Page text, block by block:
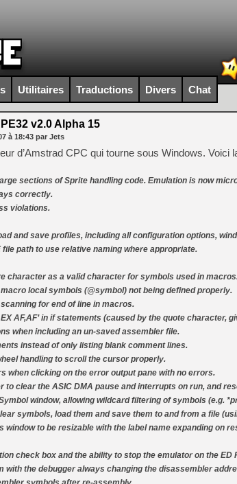
Utilitaires Traductions Divers Chat
v2.0 Alpha 15
à 18:43 par Jets
d’Amstrad CPC qui tourne sous Windows. Voici
sections of Sprite handling code. Emulation is now
correctly.
violations.
and save profiles, including all configuration options,
path to use relative naming where appropriate.
character as a valid character for symbols used in
local symbols (@symbol) not being defined properly.
for end of line in macros.
AF,AF’ in if statements (caused by the quote character,
when including an un-saved assembler file.
instead of only listing blank comment lines.
handling to scroll the cursor properly.
when clicking on the error output pane with no errors.
to clear the ASIC DMA pause and interrupts on run, and
window, allowing wildcard filtering of symbols (e.g.
symbols, load them and save them to and from a file
window to be resizable with the label name expanding on
check box and the ability to stop the emulator on the ED
with the debugger always changing the disassembler